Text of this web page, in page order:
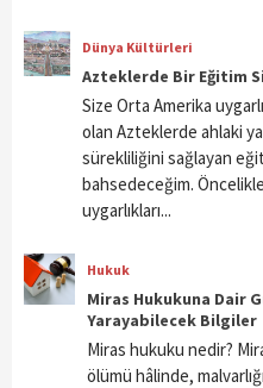
Dünya Kültürleri
Azteklerde Bir Eğitim
Size Orta Amerika
olan Azteklerde ahlaki
sürekliliğini sağlayan
bahsedeceğim.
uygarlıkları...
Hukuk
Miras Hukukuna Dair
Yarayabilecek Bilgiler
Miras hukuku nedir?
ölümü hâlinde,